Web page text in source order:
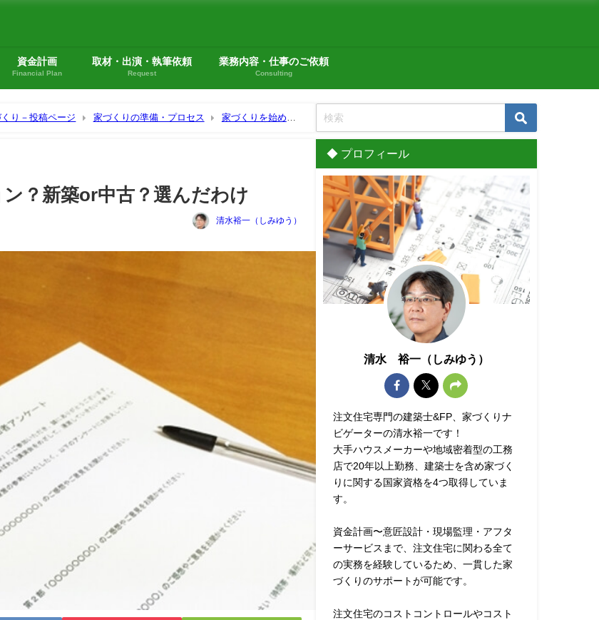
資金計画
Financial Plan
取材・出演・執筆依頼
Request
業務内容・仕事のご依頼
Consulting
り－投稿ページ 家づくりの準備・プロセス
家づくりを始める
？新築or中古？選んだわけ
清水裕一（しみゆう）
◆ プロフィール
清水 裕一（しみゆう）
注文住宅専門の建築士&FP、家づくりナ
ビゲーターの清水裕一です！
大手ハウスメーカーや地域密着型の工務
店で20年以上勤務、建築士を含め家づく
りに関する国家資格を4つ取得していま
す。
資金計画〜意匠設計・現場監理・アフタ
ーサービスまで、注文住宅に関わる全て
の実務を経験しているため、一貫した家
づくりのサポートが可能です。
注文住宅のコストコントロールやコスト